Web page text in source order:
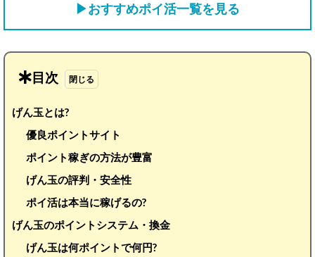
▶おすすめポイ活一覧を見る
目次
げん玉とは?
優良ポイントサイト
ポイント稼ぎの方法が豊富
げん玉の評判・安全性
ポイ活は本当に稼げるの?
げん玉のポイントシステム・換金
げん玉は何ポイントで何円?